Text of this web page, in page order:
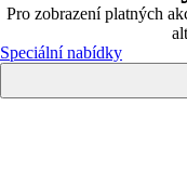
Pro zobrazení platných
Speciální nabídky